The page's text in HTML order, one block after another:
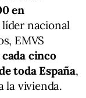
en
nacional
EMVS
cinco
toda España,
la vivienda.